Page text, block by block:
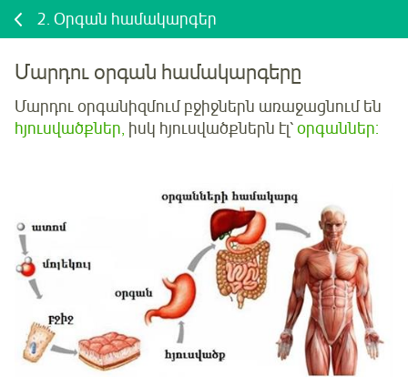
2. Օրգան համակարգեր
Մարդու օրգան համակարգերը
Մարդու օրգանիզմում բջիջներն առաջացնում են
հյուսվածքներ, իսկ հյուսվածքներն էլ՝օրգաններ: